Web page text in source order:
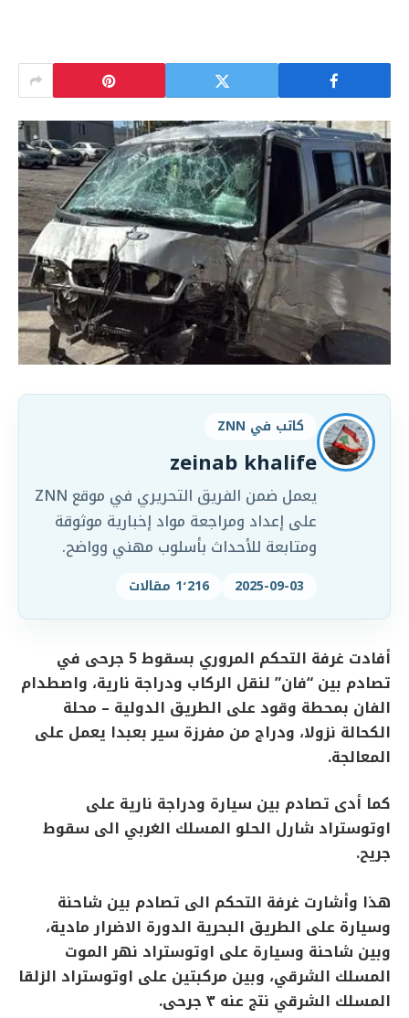
كاتب في ZNN
zeinab khalife
يعمل ضمن الفريق التحريري في موقع ZNN
على إعداد ومراجعة مواد إخبارية موثوقة
ومتابعة للأحداث بأسلوب مهني وواضح.
2025-09-03 1٬216 مقالات
أفادت غرفة التحكم المروري بسقوط 5 جرحى في
تصادم بين “فان” لنقل الركاب ودراجة نارية، واصطدام
الفان بمحطة وقود على الطريق الدولية – محلة
الكحالة نزولا، ودراج من مفرزة سير بعبدا يعمل على
المعالجة.
كما أدى تصادم بين سيارة ودراجة نارية على
اوتوستراد شارل الحلو المسلك الغربي الى سقوط
جريح.
هذا وأشارت غرفة التحكم الى تصادم بين شاحنة
وسيارة على الطريق البحرية الدورة الاضرار مادية،
وبين شاحنة وسيارة على اوتوستراد نهر الموت
المسلك الشرقي، وبين مركبتين على اوتوستراد الزلقا
المسلك الشرقي نتج عنه ٣ جرحى.